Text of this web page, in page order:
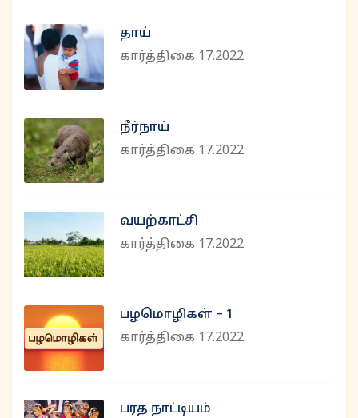
தாய்
கார்த்திகை 17.2022
நீர்நாய்
கார்த்திகை 17.2022
வயற்காட்சி
கார்த்திகை 17.2022
பழமொழிகள் – 1
கார்த்திகை 17.2022
பரத நாட்டியம்